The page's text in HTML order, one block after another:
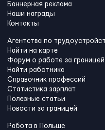
Баннерная реклама
Наши награды
Контакты
Агентства по
Найти на карте
Форум о работе за границей
Найти работника
Справочник профессий
Статистика зарплат
Полезные статьи
Новости за границей
Работа в Польше